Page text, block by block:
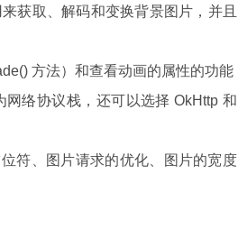
获取、解码和变换背景图片，并且
方法）和查看动画的属性的功能
络协议栈，还可以选择 OkHttp 和
符、图片请求的优化、图片的宽度